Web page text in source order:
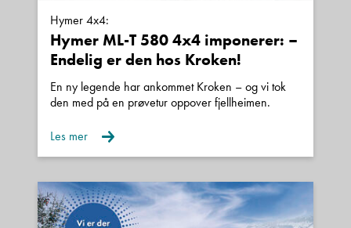
Hymer 4x4:
Hymer ML-T 580 4x4 imponerer: –
Endelig er den hos Kroken!
En ny legende har ankommet Kroken – og vi tok
den med på en prøvetur oppover fjellheimen.
Les mer